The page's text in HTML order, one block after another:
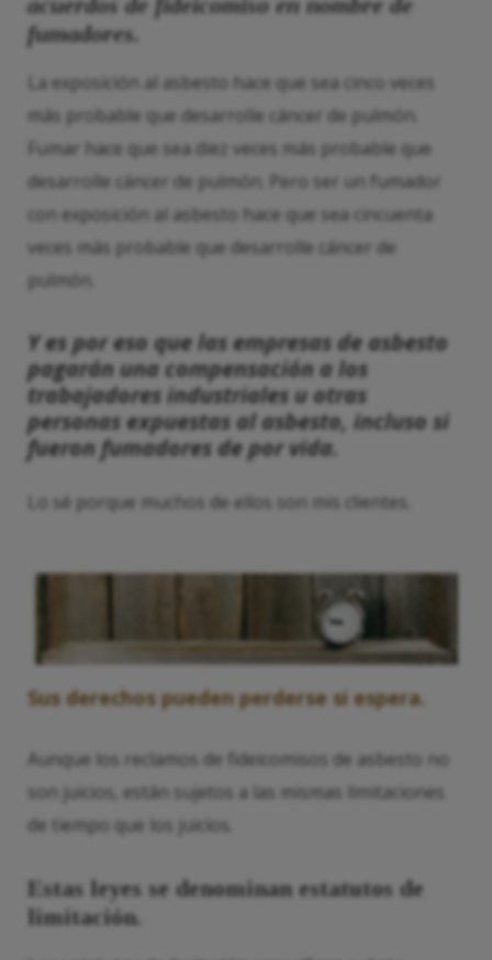
fumadores.
La exposición al asbesto hace que sea cinco veces
más probable que desarrolle cáncer de pulmón.
Fumar hace que sea diez veces más probable que
desarrolle cáncer de pulmón. Pero ser un fumador
con exposición al asbesto hace que sea cincuenta
veces más probable que desarrolle cáncer de
pulmón.
Y es por eso que las empresas de asbesto
pagarán una compensación a los
trabajadores industriales u otras
personas expuestas al asbesto, incluso si
fueron fumadores de por vida.
Lo sé porque muchos de ellos son mis clientes.
Sus derechos pueden perderse si espera.
Aunque los reclamos de fideicomisos de asbesto no
son juicios, están sujetos a las mismas limitaciones
de tiempo que los juicios.
Estas leyes se denominan estatutos de
limitación.